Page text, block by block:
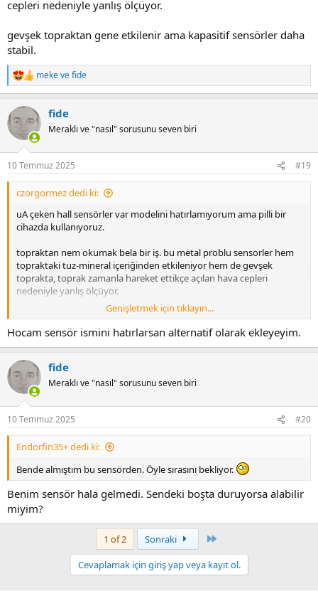
cepleri nedeniyle yanlış ölçüyor.
gevşek topraktan gene etkilenir ama kapasitif sensörler daha
stabil.
R
e
c
t
i
s
:
mekevefide
fide
Meraklı ve "nasıl" sorusunu seven biri
10 Temmuz 2025 #19
czorgormez dedi ki:
uA çeken hall sensörler var modelini hatırlamıyorum ama pilli bir
cihazda kullanıyoruz.
topraktan nem okumak bela bir iş. bu metal problu sensorler hem
topraktaki tuz-mineral içeriğinden etkileniyor hem de gevşek
toprakta, toprak zamanla hareket ettikçe açılan hava cepleri
nedeniyle yanlış ölçüyor.
gevşek topraktan gene etkilenir ama kapasitif sensörler daha stabil.
Genişletmek için tıklayın...
Hocam sensör ismini hatırlarsan alternatif olarak ekleyeyim.
fide
Meraklı ve "nasıl" sorusunu seven biri
10 Temmuz 2025 #20
Endorfin35+ dedi ki:
Bende almıştım bu sensörden. Öyle sırasını bekliyor.
Benim sensör hala gelmedi. Sendeki boşta duruyorsa alabilir
miyim?
1 of 2 Sonraki
Cevaplamak için giriş yap veya kayıt ol.